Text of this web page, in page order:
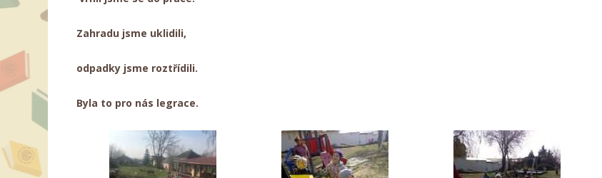
Zahradu jsme uklidili,
odpadky jsme roztřídili.
Byla to pro nás legrace.